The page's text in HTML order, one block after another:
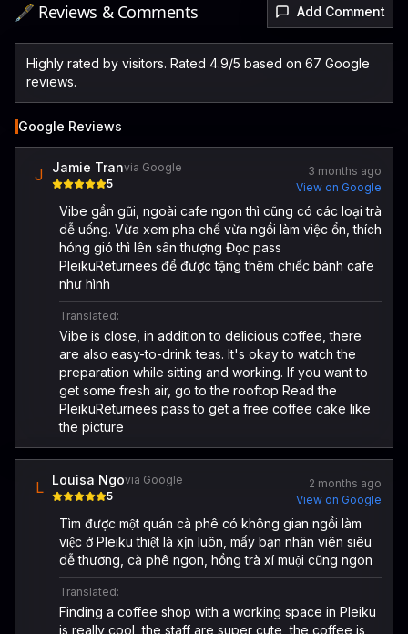
🖋️ Reviews & Comments Add Comment
Highly rated by visitors. Rated 4.9/5 based on 67 Google
reviews.
Google Reviews
J Jamie Tranvia Google
5
3 months ago
View on Google
Vibe gần gũi, ngoài cafe ngon thì cũng có các loại trà
dễ uống. Vừa xem pha chế vừa ngồi làm việc ổn, thích
hóng gió thì lên sân thượng Đọc pass
PleikuReturnees để được tặng thêm chiếc bánh cafe
như hình
Translated:
Vibe is close, in addition to delicious coffee, there
are also easy-to-drink teas. It's okay to watch the
preparation while sitting and working. If you want to
get some fresh air, go to the rooftop Read the
PleikuReturnees pass to get a free coffee cake like
the picture
L Louisa Ngovia Google
5
2 months ago
View on Google
Tìm được một quán cà phê có không gian ngồi làm
việc ở Pleiku thiệt là xịn luôn, mấy bạn nhân viên siêu
dễ thương, cà phê ngon, hồng trà xí muội cũng ngon
Translated:
Finding a coffee shop with a working space in Pleiku
is really cool, the staff are super cute, the coffee is